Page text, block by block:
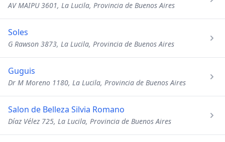
AV MAIPU 3601, La Lucila, Provincia de Buenos Aires
Soles
G Rawson 3873, La Lucila, Provincia de Buenos Aires
Guguis
Dr M Moreno 1180, La Lucila, Provincia de Buenos Aires
Salon de Belleza Silvia Romano
Díaz Vélez 725, La Lucila, Provincia de Buenos Aires